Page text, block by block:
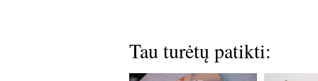
Tau turėtų patikti: